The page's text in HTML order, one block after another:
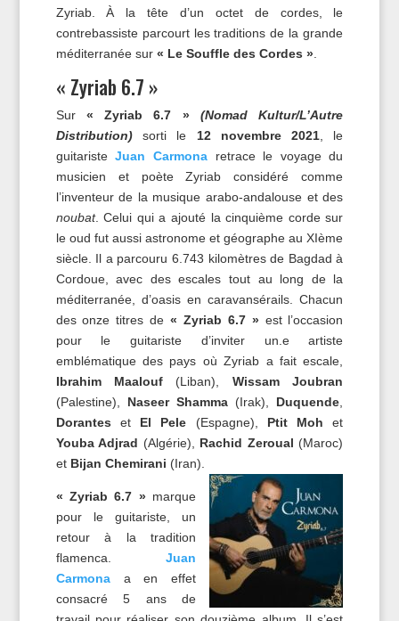
Zyriab. À la tête d’un octet de cordes, le
contrebassiste parcourt les traditions de la grande
méditerranée sur « Le Souffle des Cordes ».
« Zyriab 6.7 »
Sur « Zyriab 6.7 »(Nomad Kultur/L’Autre
Distribution)sorti le 12 novembre 2021 , le
guitaristeJuan Carmonaretrace le voyage du
musicien et poète Zyriab considéré comme
l’inventeur de la musique arabo-andalouse et des
noubat. Celui qui a ajouté la cinquième corde sur
le oud fut aussi astronome et géographe au XIème
siècle. Il a parcouru 6.743 kilomètres de Bagdad à
Cordoue, avec des escales tout au long de la
méditerranée, d’oasis en caravansérails. Chacun
des onze titres de« Zyriab 6.7 »est l’occasion
pour le guitariste d’inviter un.e artiste
emblématique des pays où Zyriab a fait escale,
Ibrahim Maalouf (Liban), Wissam Joubran
(Palestine), Naseer Shamma (Irak), Duquende
Dorantes et El Pele (Espagne), Ptit Moh et
Youba Adjrad (Algérie), Rachid Zeroual (Maroc)
et Bijan Chemirani (Iran).
« Zyriab 6.7 »marque
pour le guitariste, un
retour à la tradition
flamenca.Juan
Carmonaa en effet
consacré 5 ans de